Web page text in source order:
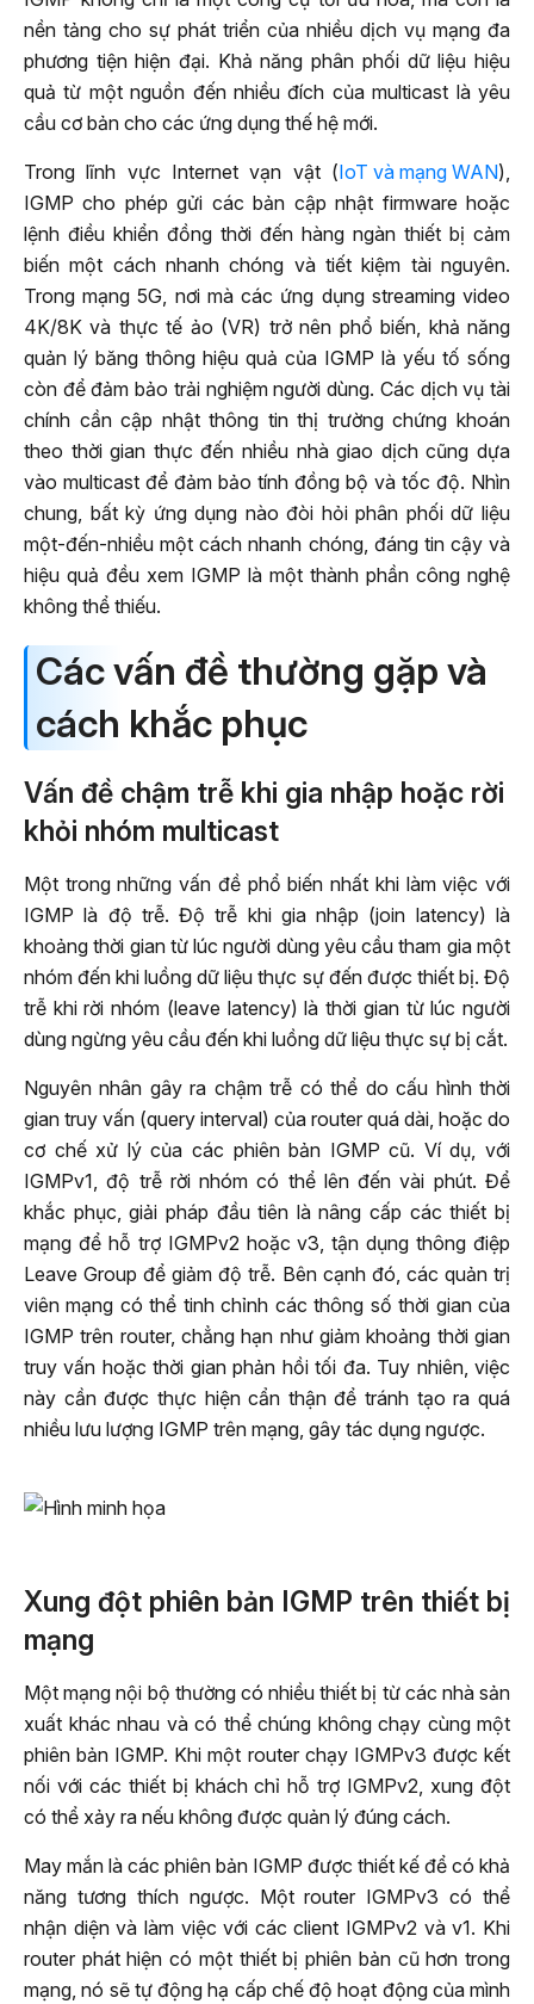
nền tảng cho sự phát triển của nhiều dịch vụ mạng đa
phương tiện hiện đại. Khả năng phân phối dữ liệu hiệu
quả từ một nguồn đến nhiều đích của multicast là yêu
cầu cơ bản cho các ứng dụng thế hệ mới.
Trong lĩnh vực Internet vạn vật (IoT và mạng WAN),
IGMP cho phép gửi các bản cập nhật firmware hoặc
lệnh điều khiển đồng thời đến hàng ngàn thiết bị cảm
biến một cách nhanh chóng và tiết kiệm tài nguyên.
Trong mạng 5G, nơi mà các ứng dụng streaming video
4K/8K và thực tế ảo (VR) trở nên phổ biến, khả năng
quản lý băng thông hiệu quả của IGMP là yếu tố sống
còn để đảm bảo trải nghiệm người dùng. Các dịch vụ tài
chính cần cập nhật thông tin thị trường chứng khoán
theo thời gian thực đến nhiều nhà giao dịch cũng dựa
vào multicast để đảm bảo tính đồng bộ và tốc độ. Nhìn
chung, bất kỳ ứng dụng nào đòi hỏi phân phối dữ liệu
một-đến-nhiều một cách nhanh chóng, đáng tin cậy và
hiệu quả đều xem IGMP là một thành phần công nghệ
không thể thiếu.
Các vấn đề thường gặp và
cách khắc phục
Vấn đề chậm trễ khi gia nhập hoặc rời
khỏi nhóm multicast
Một trong những vấn đề phổ biến nhất khi làm việc với
IGMP là độ trễ. Độ trễ khi gia nhập (join latency) là
khoảng thời gian từ lúc người dùng yêu cầu tham gia một
nhóm đến khi luồng dữ liệu thực sự đến được thiết bị. Độ
trễ khi rời nhóm (leave latency) là thời gian từ lúc người
dùng ngừng yêu cầu đến khi luồng dữ liệu thực sự bị cắt.
Nguyên nhân gây ra chậm trễ có thể do cấu hình thời
gian truy vấn (query interval) của router quá dài, hoặc do
cơ chế xử lý của các phiên bản IGMP cũ. Ví dụ, với
IGMPv1, độ trễ rời nhóm có thể lên đến vài phút. Để
khắc phục, giải pháp đầu tiên là nâng cấp các thiết bị
mạng để hỗ trợ IGMPv2 hoặc v3, tận dụng thông điệp
Leave Group để giảm độ trễ. Bên cạnh đó, các quản trị
viên mạng có thể tinh chỉnh các thông số thời gian của
IGMP trên router, chẳng hạn như giảm khoảng thời gian
truy vấn hoặc thời gian phản hồi tối đa. Tuy nhiên, việc
này cần được thực hiện cẩn thận để tránh tạo ra quá
nhiều lưu lượng IGMP trên mạng, gây tác dụng ngược.
Xung đột phiên bản IGMP trên thiết bị
mạng
Một mạng nội bộ thường có nhiều thiết bị từ các nhà sản
xuất khác nhau và có thể chúng không chạy cùng một
phiên bản IGMP. Khi một router chạy IGMPv3 được kết
nối với các thiết bị khách chỉ hỗ trợ IGMPv2, xung đột
có thể xảy ra nếu không được quản lý đúng cách.
May mắn là các phiên bản IGMP được thiết kế để có khả
năng tương thích ngược. Một router IGMPv3 có thể
nhận diện và làm việc với các client IGMPv2 và v1. Khi
router phát hiện có một thiết bị phiên bản cũ hơn trong
mạng, nó sẽ tự động hạ cấp chế độ hoạt động của mình